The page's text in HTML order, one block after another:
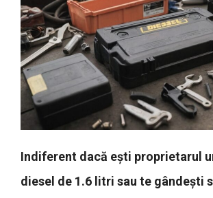
Indiferent dacă ești proprietarul
diesel de 1.6 litri sau te gândești